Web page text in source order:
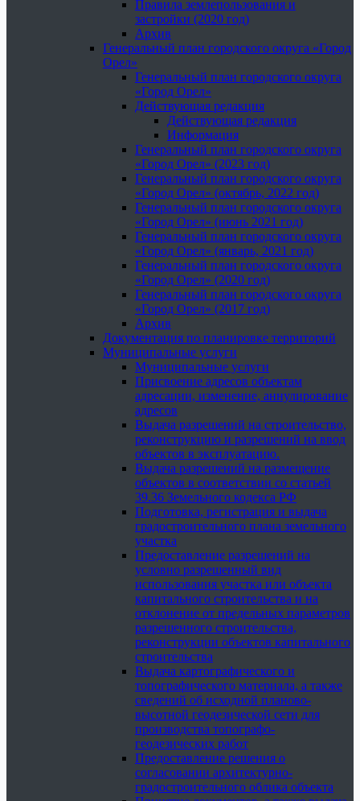
Правила землепользования и
застройки (2020 год)
Архив
Генеральный план городского округа «Город
Орел»
Генеральный план городского округа
«Город Орел»
Действующая редакция
Действующая редакция
Информация
Генеральный план городского округа
«Город Орел» (2023 год)
Генеральный план городского округа
«Город Орел» (октябрь, 2022 год)
Генеральный план городского округа
«Город Орел» (июнь 2021 год)
Генеральный план городского округа
«Город Орел» (январь, 2021 год)
Генеральный план городского округа
«Город Орел» (2020 год)
Генеральный план городского округа
«Город Орел» (2017 год)
Архив
Документация по планировке территорий
Муниципальные услуги
Муниципальные услуги
Присвоение адресов объектам
адресации, изменение, аннулирование
адресов
Выдача разрешений на строительство,
реконструкцию и разрешений на ввод
объектов в эксплуатацию.
Выдача разрешений на размещение
объектов в соответствии со статьей
39.36 Земельного кодекса РФ
Подготовка, регистрация и выдача
градостроительного плана земельного
участка
Предоставление разрешений на
условно разрешенный вид
использования участка или объекта
капитального строительства и на
отклонение от предельных параметров
разрешенного строительства,
реконструкции объектов капитального
строительства
Выдача картографического и
топографического материала, а также
сведений об исходной планово-
высотной геодезической сети для
производства топографо-
геодезических работ
Предоставление решения о
согласовании архитектурно-
градостроительного облика объекта